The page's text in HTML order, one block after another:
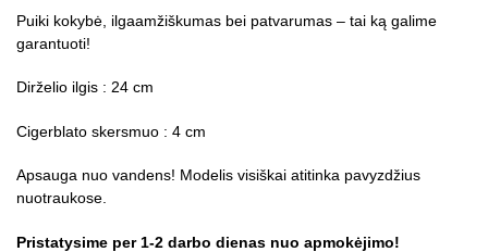
Puiki kokybė, ilgaamžiškumas bei patvarumas – tai ką galime
garantuoti!
Dirželio ilgis : 24 cm
Cigerblato skersmuo : 4 cm
Apsauga nuo vandens! Modelis visiškai atitinka pavyzdžius
nuotraukose.
Pristatysime per 1-2 darbo dienas nuo apmokėjimo!